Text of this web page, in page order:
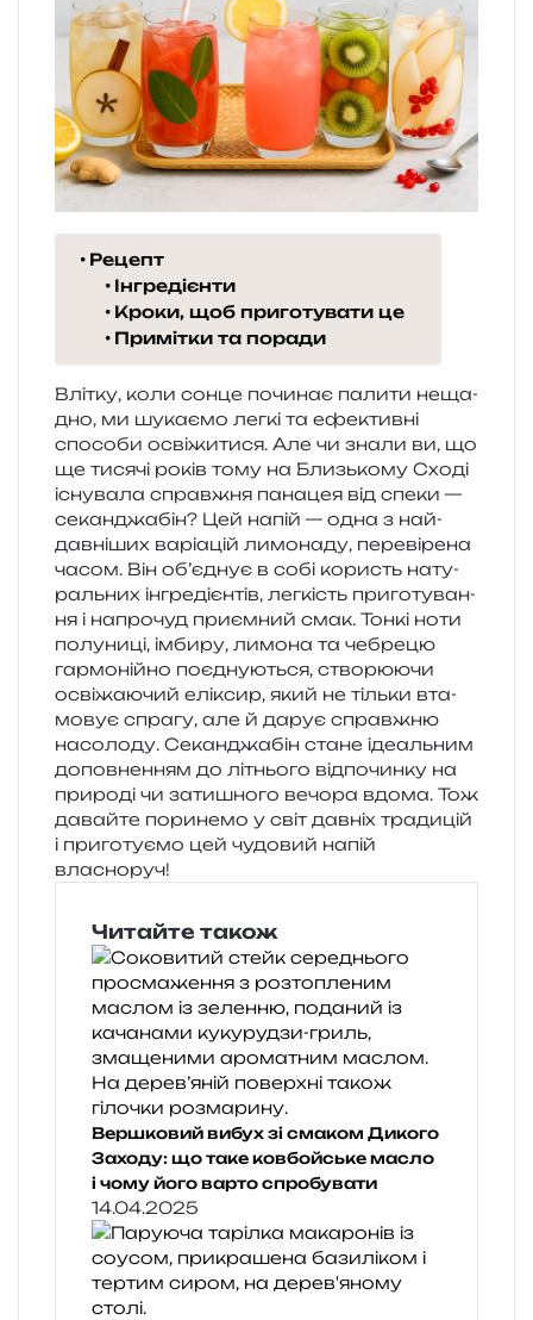
Рецепт
Інгредієнти
Кроки, щоб приготувати це
Примітки та поради
Влітку, коли сонце почи­нає пали­ти неща­
дно, ми шука­є­мо легкі та ефе­ктив­ні
спосо­би осві­жи­ти­ся. Але чи знали ви, що
ще тися­чі років тому на Близькому Сході
існу­ва­ла справ­жня пана­цея від спеки —
секан­джа­бін? Цей напій — одна з най­
дав­ні­ших варі­а­цій лимо­на­ду, пере­ві­ре­на
часом. Він об’єднує в собі користь нату­
раль­них інгре­ді­єн­тів, лег­кість при­го­ту­ва­н­
ня і напро­чуд при­єм­ний смак. Тонкі ноти
полу­ни­ці, імби­ру, лимо­на та чебре­цю
гар­мо­ній­но поєд­ну­ю­ться, ство­рю­ю­чи
осві­жа­ю­чий елі­ксир, який не тіль­ки вта­
мо­вує спра­гу, але й дарує справ­жню
насо­ло­ду. Секанджабін стане іде­аль­ним
допов­не­н­ням до літньо­го від­по­чин­ку на
при­ро­ді чи зати­шно­го вечо­ра вдома. Тож
давай­те пори­не­мо у світ дав­ніх тра­ди­цій
і при­го­ту­є­мо цей чудо­вий напій
власноруч!
Читайте також
Вершковий вибух зі смаком Дикого
Заходу: що таке ковбойське масло
і чому його варто спробувати
14.04.2025